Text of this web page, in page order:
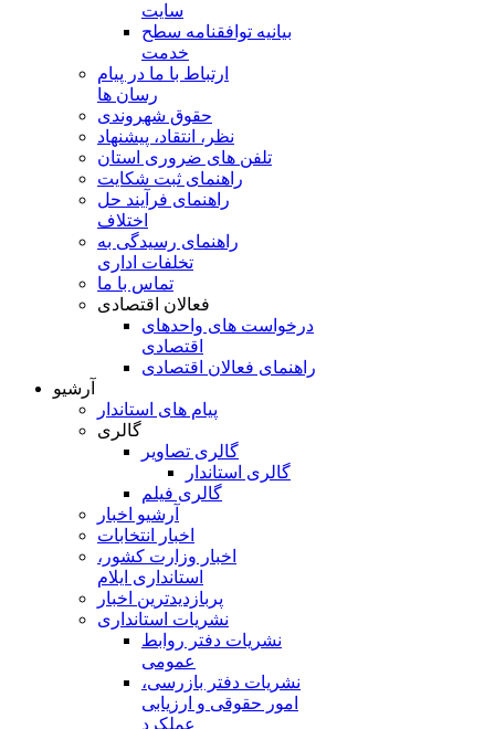
سایت
بیانیه توافقنامه سطح
خدمت
ارتباط با ما در پیام
رسان ها
حقوق شهروندی
نظر، انتقاد، پیشنهاد
تلفن های ضروری استان
راهنمای ثبت شکایت
راهنمای فرآیند حل
اختلاف
راهنمای رسیدگی به
تخلفات اداری
تماس با ما
فعالان اقتصادی
درخواست های واحدهای
اقتصادی
راهنمای فعالان اقتصادی
آرشیو
پیام های استاندار
گالری
گالری تصاویر
گالری استاندار
گالری فیلم
آرشیو اخبار
اخبار انتخابات
اخبار وزارت کشور،
استانداری ایلام
پربازدیدترین اخبار
نشریات استانداری
نشریات دفتر روابط
عمومی
نشريات دفتر بازرسی،
امور حقوقی و ارزيابی
عملکرد